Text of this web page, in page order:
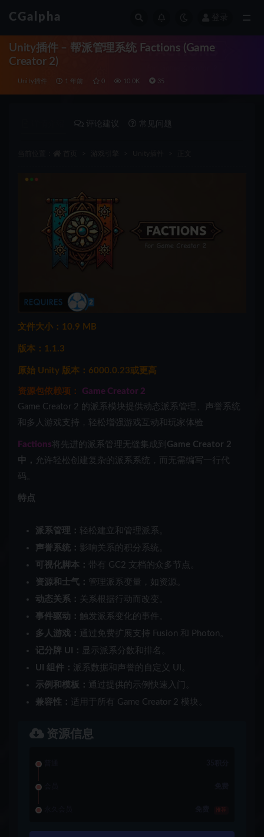
CGalpha
Unity插件 – 帮派管理系统 Factions (Game
Creator 2)
Unity插件 1 年前 0 10.0K 35
评论建议 常见问题
文件大小：10.9 MB
版本：1.1.3
原始 Unity 版本：6000.0.23或更高
资源包依赖项： Game Creator 2
Game Creator 2 的派系模块提供动态派系管理、声誉系统
和多人游戏支持，轻松增强游戏互动和玩家体验
Factions将先进的派系管理无缝集成到 Game Creator 2
中， 允许轻松创建复杂的派系系统，而无需编写一行代
码。
特点
派系管理： 轻松建立和管理派系。
声誉系统： 影响关系的积分系统。
可视化脚本： 带有 GC2 文档的众多节点。
资源和士气： 管理派系变量，如资源。
动态关系： 关系根据行动而改变。
事件驱动： 触发派系变化的事件。
多人游戏： 通过免费扩展支持 Fusion 和 Photon。
记分牌 U​​I： 显示派系分数和排名。
UI 组件： 派系数据和声誉的自定义 UI。
示例和模板： 通过提供的示例快速入门。
兼容性： 适用于所有 Game Creator 2 模块。
资源信息
推荐